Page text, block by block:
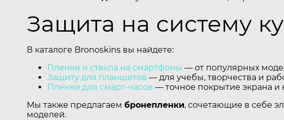
Защита на систему
В каталоге Bronoskins вы найдете:
Пленки и стекла на смартфоны — от популярных
Защиту для планшетов — для учебы, творчества и
Пленки для смарт-часов — точное покрытие экрана и
Мы также предлагаем бронепленки, сочетающие в себе
моделей.